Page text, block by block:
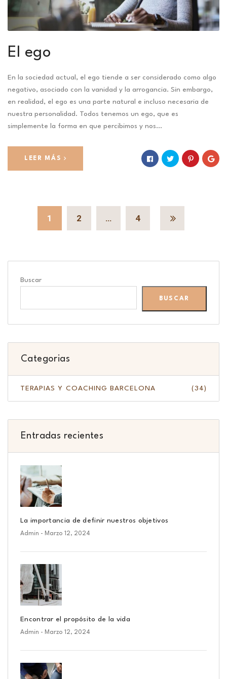
El ego
En la sociedad actual, el ego tiende a ser considerado como algo
negativo, asociado con la vanidad y la arrogancia. Sin embargo,
en realidad, el ego es una parte natural e incluso necesaria de
nuestra personalidad. Todos tenemos un ego, que es
simplemente la forma en que percibimos y nos…
LEER MÁS
1 2 … 4
Buscar
BUSCAR
Categorias
TERAPIAS Y COACHING BARCELONA (34)
Entradas recientes
La importancia de definir nuestros objetivos
Admin - Marzo 12, 2024
Encontrar el propósito de la vida
Admin - Marzo 12, 2024